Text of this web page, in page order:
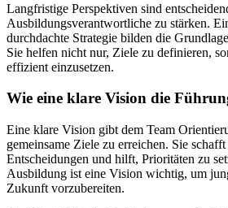
Langfristige Perspektiven sind
Ausbildungsverantwortliche zu stärken.
durchdachte Strategie bilden die
Sie helfen nicht nur, Ziele zu definieren,
effizient einzusetzen.
Wie eine klare Vision die
Eine klare Vision gibt dem Team
gemeinsame Ziele zu erreichen. Sie
Entscheidungen und hilft, Prioritäten zu
Ausbildung ist eine Vision wichtig, um
Zukunft vorzubereiten.